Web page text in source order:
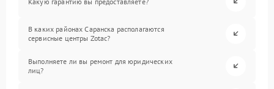
В каких районах Саранска располагаются
сервисные центры Zotac?
Выполняете ли вы ремонт для юридических
лиц?